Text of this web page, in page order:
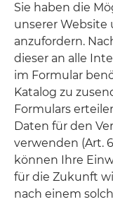
Sie haben die
unserer Website
anzufordern.
dieser an alle
im Formular
Katalog zu
Formulars
Daten für den
verwenden (Art. 6
können Ihre
für die Zukunft
nach einem